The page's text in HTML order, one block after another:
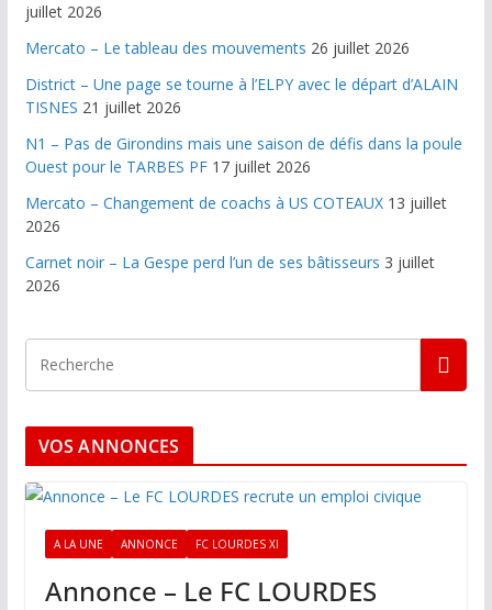
juillet 2026
Mercato – Le tableau des mouvements 26 juillet 2026
District – Une page se tourne à l’ELPY avec le départ d’ALAIN
TISNES 21 juillet 2026
N1 – Pas de Girondins mais une saison de défis dans la poule
Ouest pour le TARBES PF 17 juillet 2026
Mercato – Changement de coachs à US COTEAUX 13 juillet
2026
Carnet noir – La Gespe perd l’un de ses bâtisseurs 3 juillet
2026
VOS ANNONCES
A LA UNE ANNONCE FC LOURDES XI
Annonce – Le FC LOURDES